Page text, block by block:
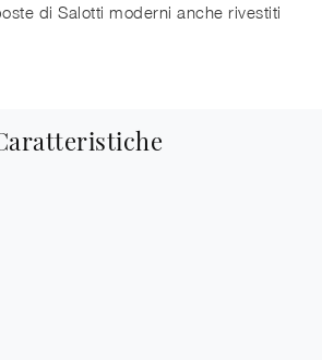
di Salotti moderni anche rivestiti